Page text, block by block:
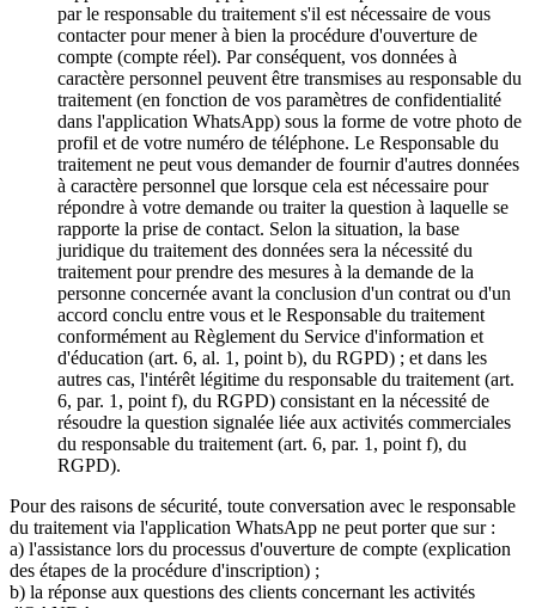
par le responsable du traitement s'il est nécessaire de vous
contacter pour mener à bien la procédure d'ouverture de
compte (compte réel). Par conséquent, vos données à
caractère personnel peuvent être transmises au responsable du
traitement (en fonction de vos paramètres de confidentialité
dans l'application WhatsApp) sous la forme de votre photo de
profil et de votre numéro de téléphone. Le Responsable du
traitement ne peut vous demander de fournir d'autres données
à caractère personnel que lorsque cela est nécessaire pour
répondre à votre demande ou traiter la question à laquelle se
rapporte la prise de contact. Selon la situation, la base
juridique du traitement des données sera la nécessité du
traitement pour prendre des mesures à la demande de la
personne concernée avant la conclusion d'un contrat ou d'un
accord conclu entre vous et le Responsable du traitement
conformément au Règlement du Service d'information et
d'éducation (art. 6, al. 1, point b), du RGPD) ; et dans les
autres cas, l'intérêt légitime du responsable du traitement (art.
6, par. 1, point f), du RGPD) consistant en la nécessité de
résoudre la question signalée liée aux activités commerciales
du responsable du traitement (art. 6, par. 1, point f), du
RGPD).
Pour des raisons de sécurité, toute conversation avec le responsable
du traitement via l'application WhatsApp ne peut porter que sur :
a) l'assistance lors du processus d'ouverture de compte (explication
des étapes de la procédure d'inscription) ;
b) la réponse aux questions des clients concernant les activités